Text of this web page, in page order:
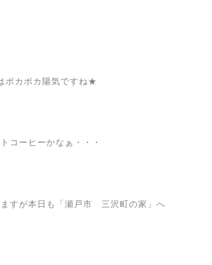
ポカポカ陽気ですね★
コーヒーかなぁ・・・
すが本日も「瀬戸市 三沢町の家」へ